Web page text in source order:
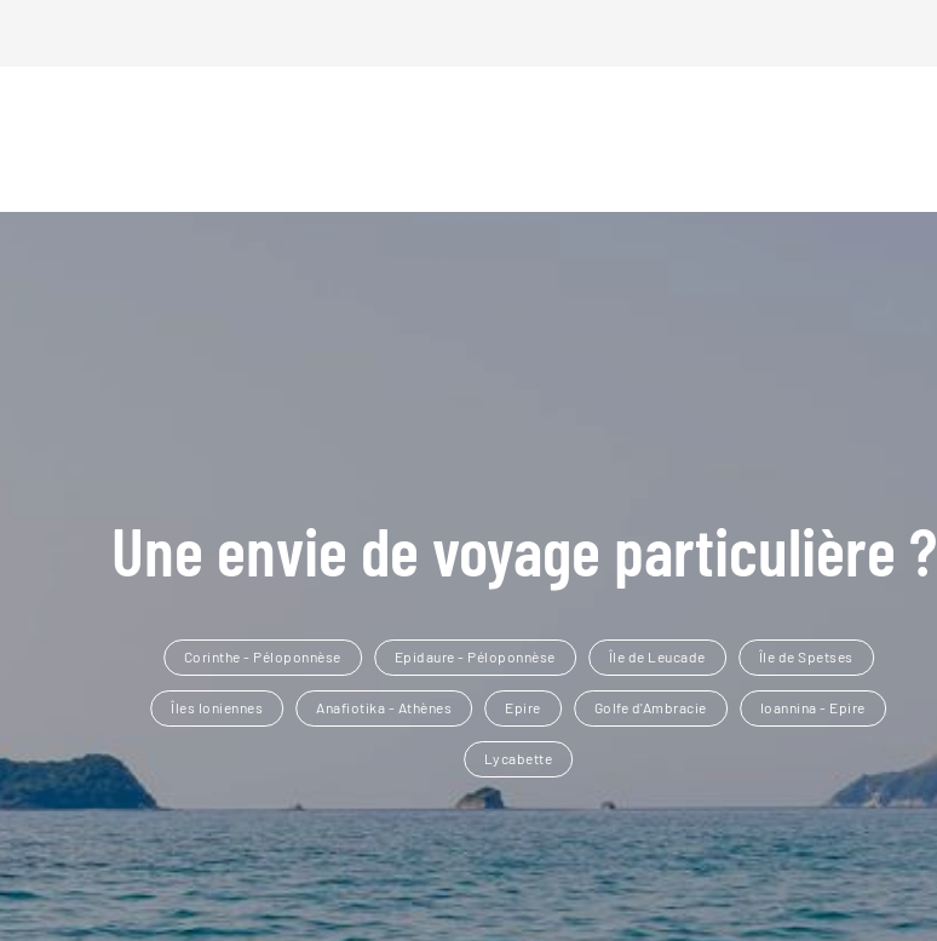
Une envie de voyage particulière ?
Corinthe - Péloponnèse Epidaure - Péloponnèse Île de Leucade Île de Spetses
Îles Ioniennes Anafiotika - Athènes Epire Golfe d'Ambracie Ioannina - Epire
Lycabette